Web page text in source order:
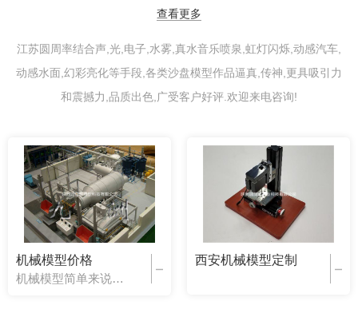
查看更多
江苏圆周率结合声,光,电子,水雾,真水音乐喷泉,虹灯闪烁,动感汽车,
动感水面,幻彩亮化等手段,各类沙盘模型作品逼真,传神,更具吸引力
和震撼力,品质出色,广受客户好评.欢迎来电咨询!
机械模型价格
机械模型简单来说就是机械类的微缩型
西安机械模型定制